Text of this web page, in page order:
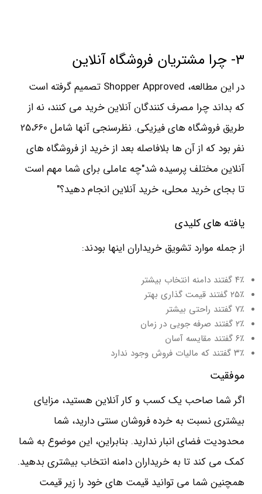
۳- چرا مشتریان فروشگاه آنلاین
در این مطالعه، Shopper Approved تصمیم گرفته است
که بداند چرا مصرف کنندگان آنلاین خرید می کنند، نه از
طریق فروشگاه های فیزیکی. نظرسنجی آنها شامل 25،660
نفر بود که از آن ها بلافاصله بعد از خرید از فروشگاه های
آنلاین مختلف پرسیده شد"چه عاملی برای شما مهم است
تا بجای خرید محلی، خرید آنلاین انجام دهید؟"
یافته های کلیدی
از جمله موارد تشویق خریداران اینها بودند:
۴٪ گفتند دامنه انتخاب بیشتر
۲۵٪ گفتند قیمت گذاری بهتر
۷٪ گفتند راحتی بیشتر
۲٪ گفتند صرفه جویی در زمان
۶٪ گفتند مقایسه آسان
۳٪ گفتند که مالیات فروش وجود ندارد
موفقیت
اگر شما صاحب یک کسب و کار آنلاین هستید، مزایای
بیشتری نسبت به خرده فروشان سنتی دارید، شما
محدودیت فضای انبار ندارید. بنابراین، این موضوع به شما
کمک می کند تا به خریداران دامنه انتخاب بیشتری بدهید.
همچنین شما می توانید قیمت های خود را زیر قیمت